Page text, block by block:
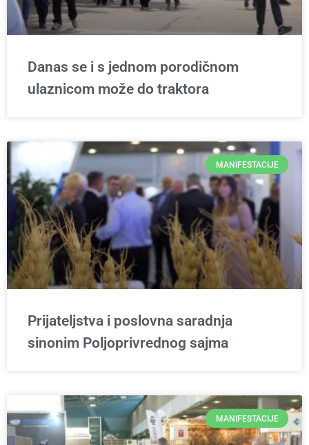
Danas se i s jednom porodičnom
ulaznicom može do traktora
MANIFESTACIJE
Prijateljstva i poslovna saradnja
sinonim Poljoprivrednog sajma
MANIFESTACIJE